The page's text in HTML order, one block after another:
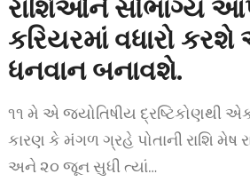
રાશિઓને સૌભાગ્ય
કરિયરમાં વધારો
ધનવાન બનાવશે.
૧૧ મે એ જ્યોતિષીય દ્રષ્ટિકોણથી
કારણ કે મંગળ ગ્રહે પોતાની રાશિ મેષ
અને ૨૦ જૂન સુધી ત્યાં…